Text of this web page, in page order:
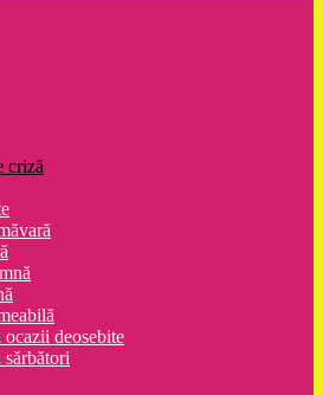
criză
ocazii deosebite
sărbători